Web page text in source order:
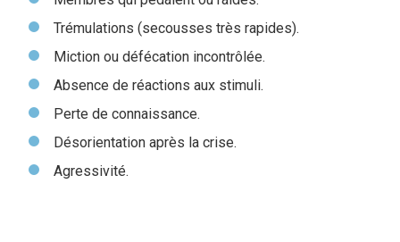
Trémulations (secousses très rapides).
Miction ou défécation incontrôlée.
Absence de réactions aux stimuli.
Perte de connaissance.
Désorientation après la crise.
Agressivité.